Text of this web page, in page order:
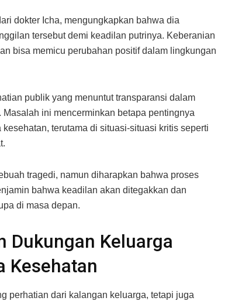
dokter Icha, mengungkapkan bahwa dia
tersebut demi keadilan putrinya. Keberanian
bisa memicu perubahan positif dalam lingkungan
publik yang menuntut transparansi dalam
ini mencerminkan betapa pentingnya
terutama di situasi-situasi kritis seperti
tragedi, namun diharapkan bahwa proses
bahwa keadilan akan ditegakkan dan
di masa depan.
Dukungan Keluarga
Kesehatan
perhatian dari kalangan keluarga, tetapi juga